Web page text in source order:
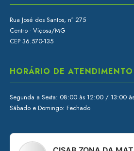
Rua José dos Santos, nº 275
Centro - Viçosa/MG
CEP 36.570-135
HORÁRIO DE ATENDIMENTO
Segunda a Sexta: 08:00 às 12:00 / 13:00
Sábado e Domingo: Fechado